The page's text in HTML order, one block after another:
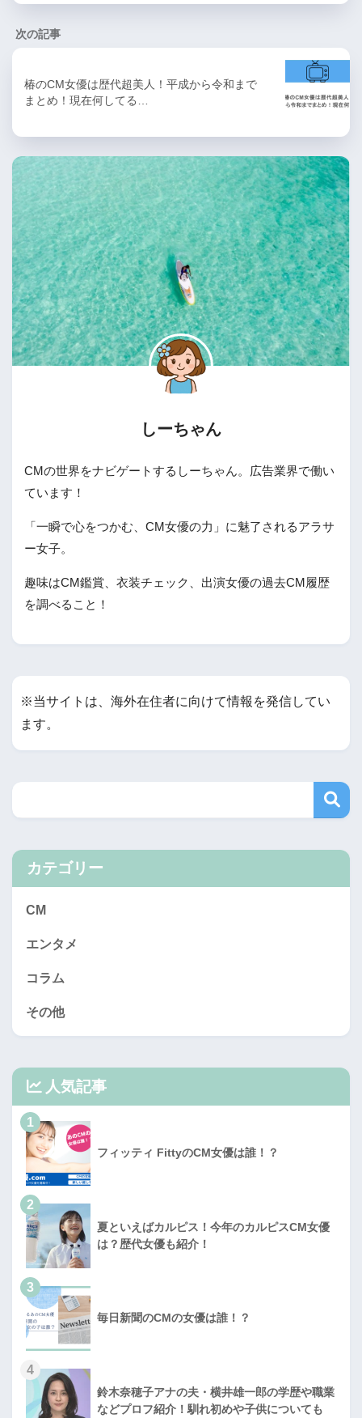
次の記事
椿のCM女優は歴代超美人！平成から令和まで
まとめ！現在何してる…
しーちゃん
CMの世界をナビゲートするしーちゃん。広告業界で働い
ています！
「一瞬で心をつかむ、CM女優の力」に魅了されるアラサ
ー女子。
趣味はCM鑑賞、衣装チェック、出演女優の過去CM履歴
を調べること！
※当サイトは、海外在住者に向けて情報を発信してい
ます。
カテゴリー
CM
エンタメ
コラム
その他
人気記事
1
フィッティ FittyのCM女優は誰！？
2
夏といえばカルピス！今年のカルピスCM女優
は？歴代女優も紹介！
3
毎日新聞のCMの女優は誰！？
4
鈴木奈穂子アナの夫・横井雄一郎の学歴や職業
などプロフ紹介！馴れ初めや子供についても